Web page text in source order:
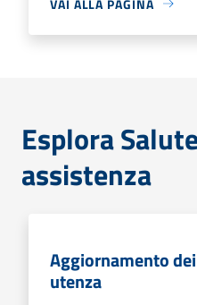
Esplora
assistenza
Aggiornamento
utenza